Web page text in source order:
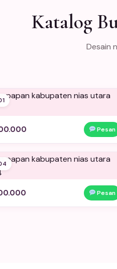
Katalog
Desain
Pesan
Pesan